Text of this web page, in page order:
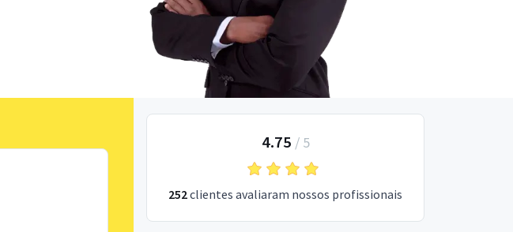
4.75 / 5
252clientes avaliaram nossos profissionais